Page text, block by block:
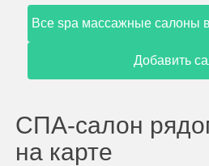
Все spa массажные салоны в
Добавить
СПА-салон
на карте